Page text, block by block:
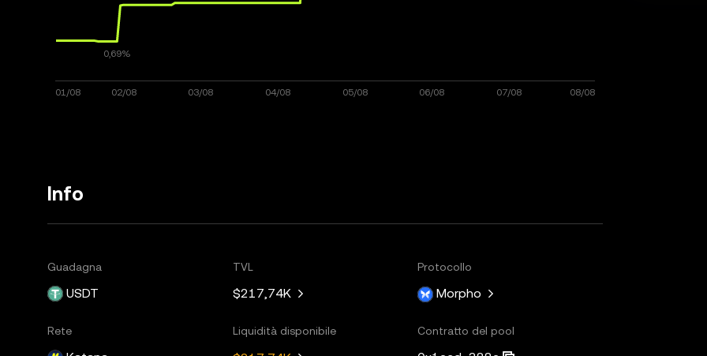
Info
Guadagna
USDT
TVL
$217,74K
Protocollo
Morpho
Rete Liquidità disponibile Contratto del pool